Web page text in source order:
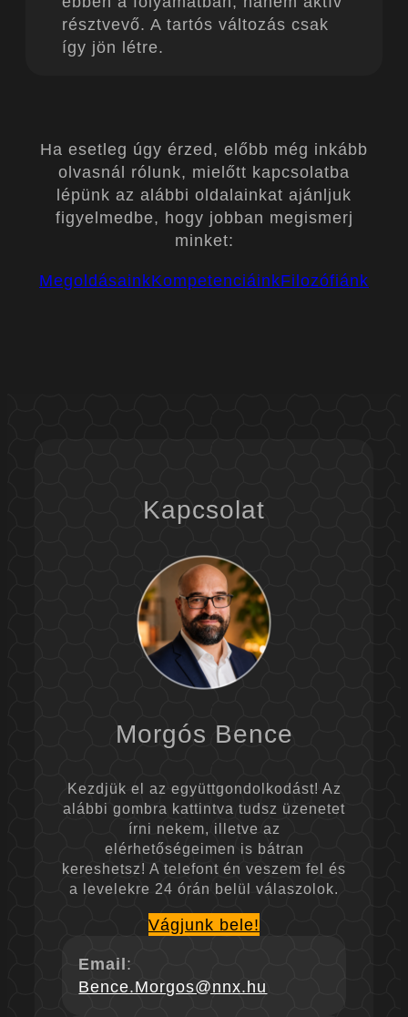
résztvevő. A tartós változás csak
így jön létre.
Ha esetleg úgy érzed, előbb még inkább
olvasnál rólunk, mielőtt kapcsolatba
lépünk az alábbi oldalainkat ajánljuk
figyelmedbe, hogy jobban megismerj
minket:
MegoldásainkKompetenciáinkFilozófiánk
Kapcsolat
Morgós Bence
Kezdjük el az együttgondolkodást! Az
alábbi gombra kattintva tudsz üzenetet
írni nekem, illetve az
elérhetőségeimen is bátran
kereshetsz! A telefont én veszem fel és
a levelekre 24 órán belül válaszolok.
Vágjunk bele!
Email:
Bence.Morgos@nnx.hu